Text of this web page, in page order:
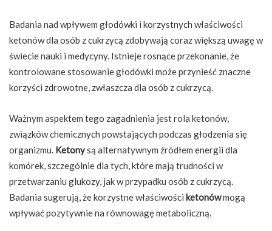
Badania nad wpływem głodówki i korzystnych właściwości
ketonów dla osób z cukrzycą zdobywają coraz większą uwagę w
świecie nauki i medycyny. Istnieje rosnące przekonanie, że
kontrolowane stosowanie głodówki może przynieść znaczne
korzyści zdrowotne, zwłaszcza dla osób z cukrzycą.
Ważnym aspektem tego zagadnienia jest rola ketonów,
związków chemicznych powstających podczas głodzenia się
organizmu. Ketonysą alternatywnym źródłem energii dla
komórek, szczególnie dla tych, które mają trudności w
przetwarzaniu glukozy, jak w przypadku osób z cukrzycą.
Badania sugerują, że korzystne właściwości ketonówmogą
wpływać pozytywnie na równowagę metaboliczną.